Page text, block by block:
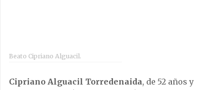
Beato Cipriano Alguacil.
Cipriano Alguacil Torredenaida, de 52 años y